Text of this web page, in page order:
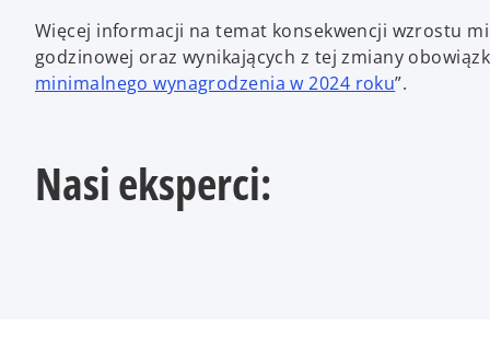
Więcej informacji na temat konsekwencji wzrostu
godzinowej oraz wynikających z tej zmiany
minimalnego wynagrodzenia w 2024 rokuo
”.
Nasi eksperci: